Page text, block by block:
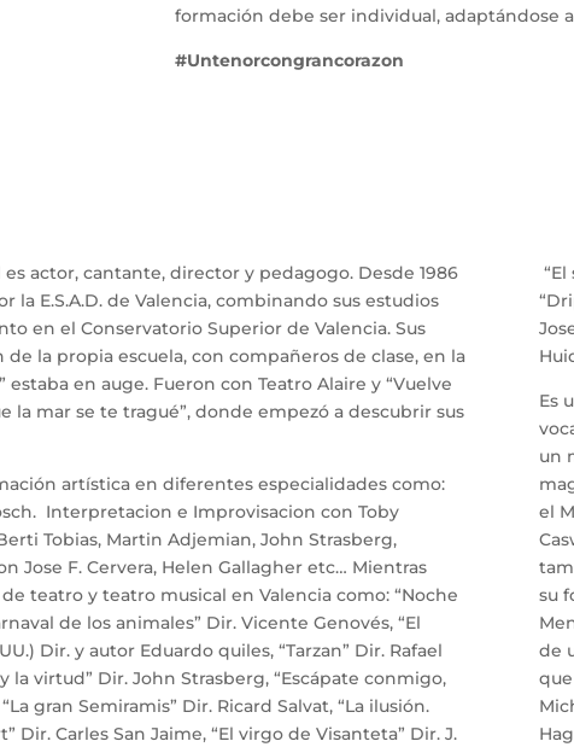
formación debe ser individual, adaptándose
#Untenorcongrancorazon
actor, cantante, director y pedagogo. Desde 1986
la E.S.A.D. de Valencia, combinando sus estudios
en el Conservatorio Superior de Valencia. Sus
la propia escuela, con compañeros de clase, en la
estaba en auge. Fueron con Teatro Alaire y “Vuelve
la mar se te tragué”, donde empezó a descubrir sus
artística en diferentes especialidades como:
Interpretacion e Improvisacion con Toby
Tobias, Martin Adjemian, John Strasberg,
Jose F. Cervera, Helen Gallagher etc… Mientras
teatro y teatro musical en Valencia como: “Noche
de los animales” Dir. Vicente Genovés, “El
Dir. y autor Eduardo quiles, “Tarzan” Dir. Rafael
la virtud” Dir. John Strasberg, “Escápate conmigo,
gran Semiramis” Dir. Ricard Salvat, “La ilusión.
Dir. Carles San Jaime, “El virgo de Visanteta” Dir. J.
Es
un
el
su
de